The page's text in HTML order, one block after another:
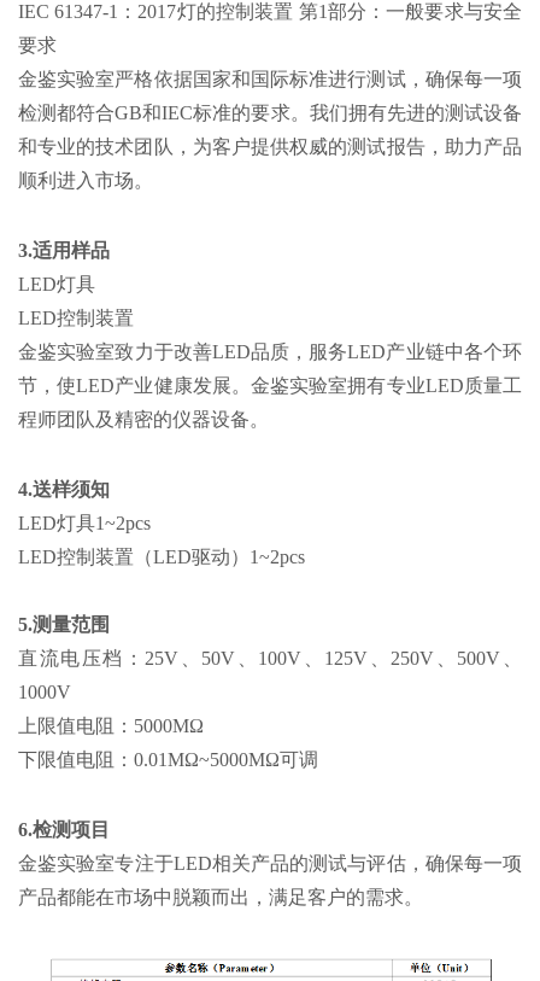
IEC 61347-1：2017灯的控制装置 第1部分：一般要求与安全
要求
金鉴实验室严格依据国家和国际标准进行测试，确保每一项
检测都符合GB和IEC标准的要求。我们拥有先进的测试设备
和专业的技术团队，为客户提供权威的测试报告，助力产品
顺利进入市场。
3.适用样品
LED灯具
LED控制装置
金鉴实验室致力于改善LED品质，服务LED产业链中各个环
节，使LED产业健康发展。金鉴实验室拥有专业LED质量工
程师团队及精密的仪器设备。
4.送样须知
LED灯具1~2pcs
LED控制装置（LED驱动）1~2pcs
5.测量范围
直流电压档：25V、50V、100V、125V、250V、500V、
1000V
上限值电阻：5000MΩ
下限值电阻：0.01MΩ~5000MΩ可调
6.检测项目
金鉴实验室专注于LED相关产品的测试与评估，确保每一项
产品都能在市场中脱颖而出，满足客户的需求。